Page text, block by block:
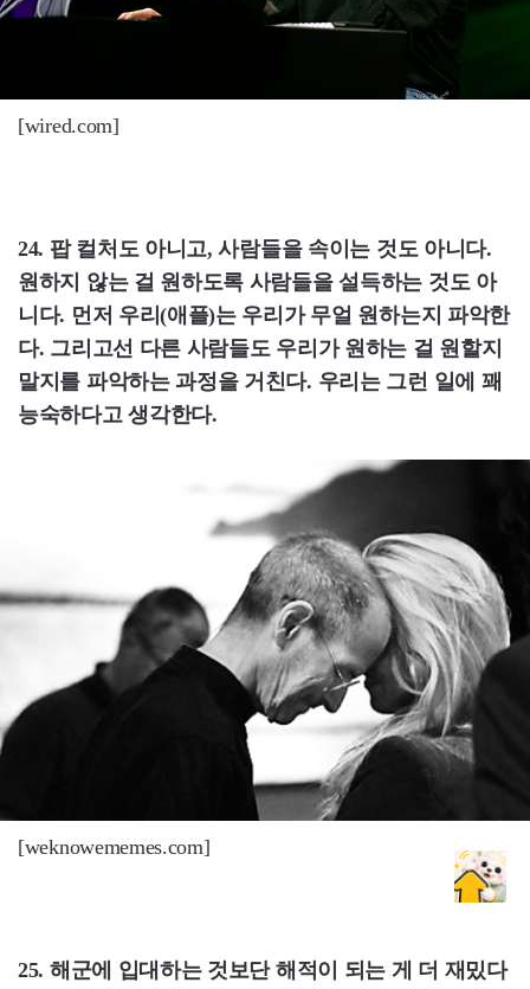
[wired.com]
24. 팝 컬처도 아니고, 사람들을 속이는 것도 아니다.
원하지 않는 걸 원하도록 사람들을 설득하는 것도 아
니다. 먼저 우리(애플)는 우리가 무얼 원하는지 파악한
다. 그리고선 다른 사람들도 우리가 원하는 걸 원할지
말지를 파악하는 과정을 거친다. 우리는 그런 일에 꽤
능숙하다고 생각한다.
[weknowememes.com]
25. 해군에 입대하는 것보단 해적이 되는 게 더 재밌다